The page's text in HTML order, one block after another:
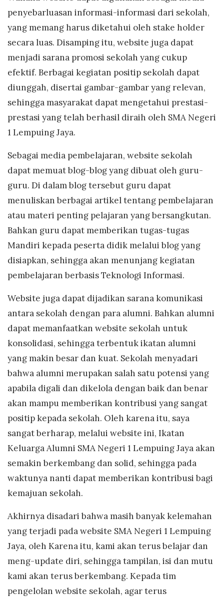
penyebarluasan informasi-informasi dari sekolah,
yang memang harus diketahui oleh stake holder
secara luas. Disamping itu, website juga dapat
menjadi sarana promosi sekolah yang cukup
efektif. Berbagai kegiatan positip sekolah dapat
diunggah, disertai gambar-gambar yang relevan,
sehingga masyarakat dapat mengetahui prestasi-
prestasi yang telah berhasil diraih oleh SMA Negeri
1 Lempuing Jaya.
Sebagai media pembelajaran, website sekolah
dapat memuat blog-blog yang dibuat oleh guru-
guru. Di dalam blog tersebut guru dapat
menuliskan berbagai artikel tentang pembelajaran
atau materi penting pelajaran yang bersangkutan.
Bahkan guru dapat memberikan tugas-tugas
Mandiri kepada peserta didik melalui blog yang
disiapkan, sehingga akan menunjang kegiatan
pembelajaran berbasis Teknologi Informasi.
Website juga dapat dijadikan sarana komunikasi
antara sekolah dengan para alumni. Bahkan alumni
dapat memanfaatkan website sekolah untuk
konsolidasi, sehingga terbentuk ikatan alumni
yang makin besar dan kuat. Sekolah menyadari
bahwa alumni merupakan salah satu potensi yang
apabila digali dan dikelola dengan baik dan benar
akan mampu memberikan kontribusi yang sangat
positip kepada sekolah. Oleh karena itu, saya
sangat berharap, melalui website ini, Ikatan
Keluarga Alumni SMA Negeri 1 Lempuing Jaya akan
semakin berkembang dan solid, sehingga pada
waktunya nanti dapat memberikan kontribusi bagi
kemajuan sekolah.
Akhirnya disadari bahwa masih banyak kelemahan
yang terjadi pada website SMA Negeri 1 Lempuing
Jaya, oleh Karena itu, kami akan terus belajar dan
meng-update diri, sehingga tampilan, isi dan mutu
kami akan terus berkembang. Kepada tim
pengelolan website sekolah, agar terus